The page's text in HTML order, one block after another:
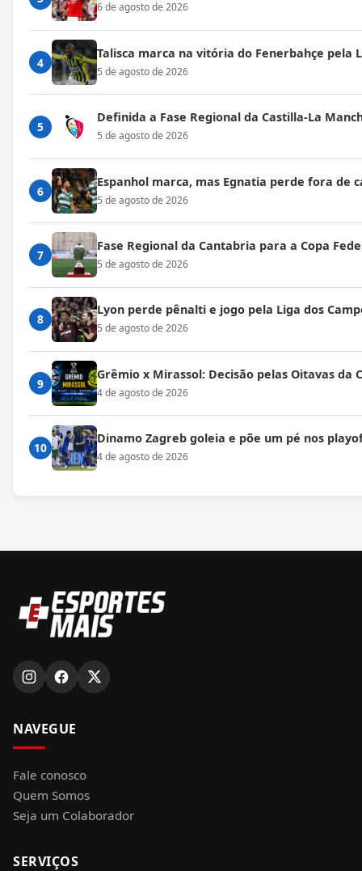
6 de agosto de 2026
4
Talisca marca na vitória do Fenerbahçe pela
5 de agosto de 2026
5
Definida a Fase Regional da Castilla-La
5 de agosto de 2026
6
Espanhol marca, mas Egnatia perde fora de
5 de agosto de 2026
7
Fase Regional da Cantabria para a Copa
5 de agosto de 2026
8
Lyon perde pênalti e jogo pela Liga dos
5 de agosto de 2026
9
Grêmio x Mirassol: Decisão pelas Oitavas da
4 de agosto de 2026
10
Dinamo Zagreb goleia e põe um pé nos
4 de agosto de 2026
NAVEGUE
Fale conosco
Quem Somos
Seja um Colaborador
SERVIÇOS